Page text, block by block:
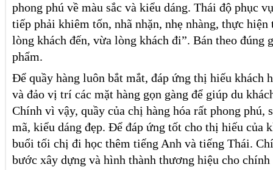
phong phú về màu sắc và kiểu dáng. Thái độ phục
tiếp phải khiêm tốn, nhã nhặn, nhẹ nhàng, thực
lòng khách đến, vừa lòng khách đi”. Bán theo đúng
phẩm.
Để quầy hàng luôn bắt mắt, đáp ứng thị hiếu khách
và đảo vị trí các mặt hàng gọn gàng để giúp du
Chính vì vậy, quầy của chị hàng hóa rất phong phú,
mã, kiểu dáng đẹp. Để đáp ứng tốt cho thị hiếu của
buổi tối chị đi học thêm tiếng Anh và tiếng Thái.
bước xây dựng và hình thành thương hiệu cho